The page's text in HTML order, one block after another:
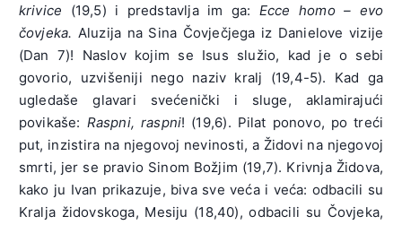
krivice (19,5) i predstavlja im ga: Ecce homo – evo
čovjeka. Aluzija na Sina Čovječjega iz Danielove vizije
(Dan 7)! Naslov kojim se Isus služio, kad je o sebi
govorio, uzvišeniji nego naziv kralj (19,4-5). Kad ga
ugledaše glavari svećenički i sluge, aklamirajući
povikaše: Raspni, raspni! (19,6). Pilat ponovo, po treći
put, inzistira na njegovoj nevinosti, a Židovi na njegovoj
smrti, jer se pravio Sinom Božjim (19,7). Krivnja Židova,
kako ju Ivan prikazuje, biva sve veća i veća: odbacili su
Kralja židovskoga, Mesiju (18,40), odbacili su Čovjeka,